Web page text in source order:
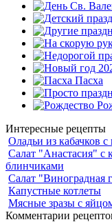
Пасха
Интересные рецепты
Оладьи из кабачков
Салат "Анастасия" с
блинчиками
Салат "Виноградная
Капустные котлеты
Мясные зразы с
Комментарии